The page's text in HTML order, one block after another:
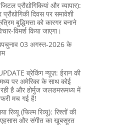
प्रौद्योगिकियां और व्यापार):
दिवस पर समावेशी
बुद्धिमत्ता को कारगर बनाने
विमर्श किया जाएगा।
03 अगस्त-2026 के
ब्रेकिंग न्यूज़: ईरान की
पर अमेरिका के साथ कोई
रही है और होर्मुज जलडमरूमध्य में
मच गई है!
रिव्यू (फिल्म रिव्यू): रिश्तों की
एहसास और संगीत का खूबसूरत